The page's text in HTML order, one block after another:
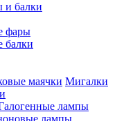
и балки
фары
балки
Мигалки
лампы